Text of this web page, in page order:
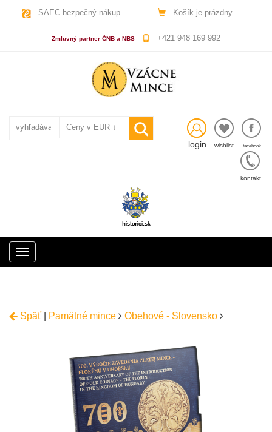
SAEC bezpečný nákup Košík je prázdny.
Zmluvný partner ČNB a NBS +421 948 169 992
login wishlist facebook
kontakt
Toggle
navigation
Späť Pamätné mince Obehové - Slovensko